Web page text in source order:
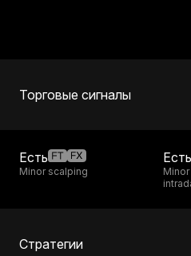
Торговые сигналы
Есть
Minor scalping
Есть
Стратегии